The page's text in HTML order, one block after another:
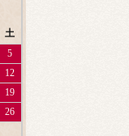
土
5
12
19
26